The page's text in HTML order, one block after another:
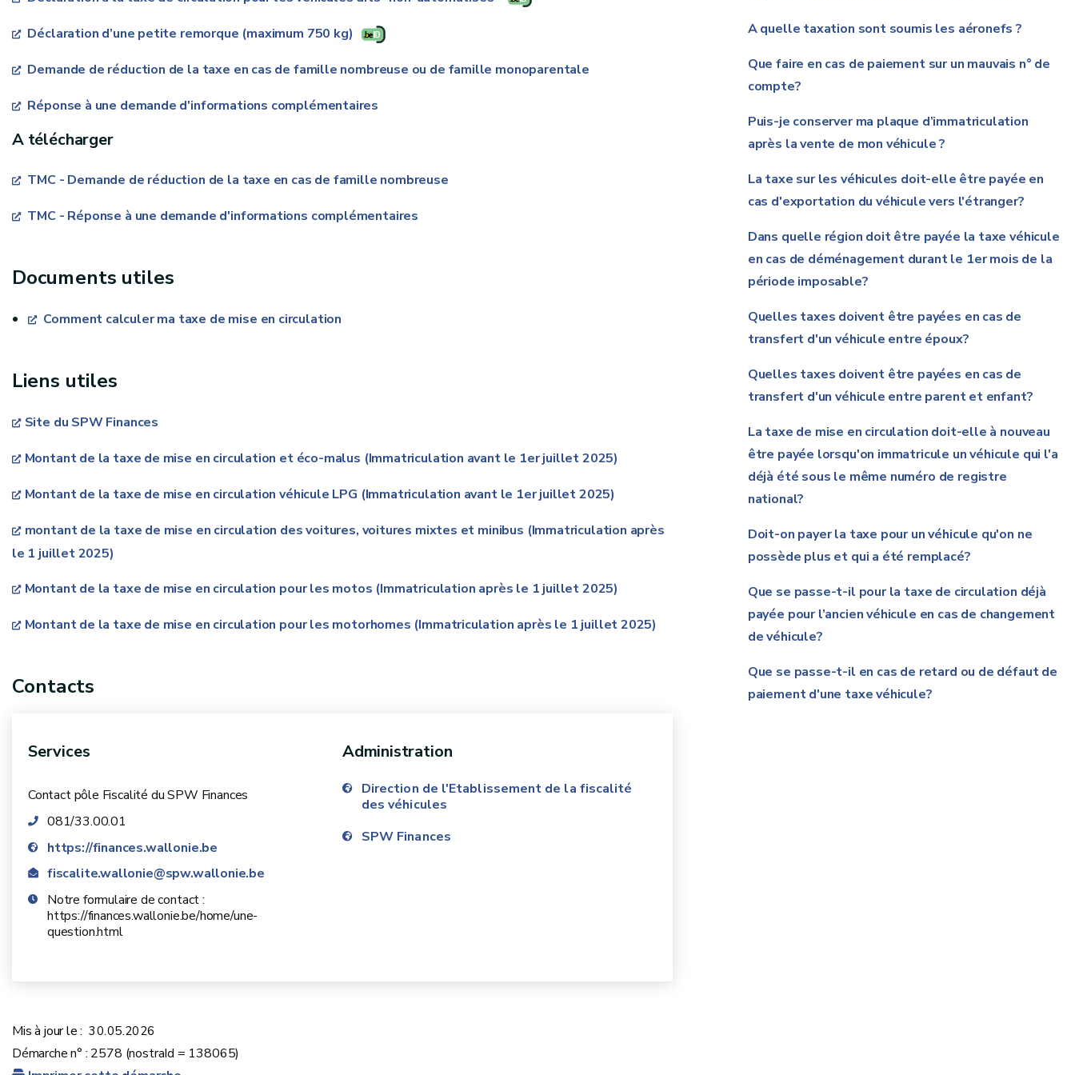
Déclaration d’une petite remorque (maximum 750 kg)
Demande de réduction de la taxe en cas de famille nombreuse ou de famille monoparentale
Réponse à une demande d'informations complémentaires
A télécharger
TMC - Demande de réduction de la taxe en cas de famille nombreuse
TMC - Réponse à une demande d'informations complémentaires
Documents utiles
Comment calculer ma taxe de mise en circulation
Liens utiles
Site du SPW Finances
Montant de la taxe de mise en circulation et éco-malus (Immatriculation avant le 1er juillet 2025)
Montant de la taxe de mise en circulation véhicule LPG (Immatriculation avant le 1er juillet 2025)
montant de la taxe de mise en circulation des voitures, voitures mixtes et minibus (Immatriculation après
le 1 juillet 2025)
Montant de la taxe de mise en circulation pour les motos (Immatriculation après le 1 juillet 2025)
Montant de la taxe de mise en circulation pour les motorhomes (Immatriculation après le 1 juillet 2025)
Contacts
Services
Contact pôle Fiscalité du SPW Finances
081/33.00.01
https://finances.wallonie.be
fiscalite.wallonie@spw.wallonie.be
Notre formulaire de contact :
https://finances.wallonie.be/home/une-
question.html
Administration
Direction de l'Etablissement de la fiscalité
des véhicules
SPW Finances
Mis à jour le : 30.05.2026
Démarche n° : 2578 (nostraId = 138065)
A quelle taxation sont soumis les aéronefs ?
Que faire en cas de paiement sur un mauvais n° de
compte?
Puis-je conserver ma plaque d’immatriculation
après la vente de mon véhicule ?
La taxe sur les véhicules doit-elle être payée en
cas d'exportation du véhicule vers l'étranger?
Dans quelle région doit être payée la taxe véhicule
en cas de déménagement durant le 1er mois de la
période imposable?
Quelles taxes doivent être payées en cas de
transfert d'un véhicule entre époux?
Quelles taxes doivent être payées en cas de
transfert d'un véhicule entre parent et enfant?
La taxe de mise en circulation doit-elle à nouveau
être payée lorsqu'on immatricule un véhicule qui l'a
déjà été sous le même numéro de registre
national?
Doit-on payer la taxe pour un véhicule qu'on ne
possède plus et qui a été remplacé?
Que se passe-t-il pour la taxe de circulation déjà
payée pour l’ancien véhicule en cas de changement
de véhicule?
Que se passe-t-il en cas de retard ou de défaut de
paiement d'une taxe véhicule?